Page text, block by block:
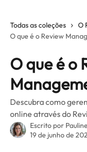
Todas as coleções
O
O que é o Review
O que é o
Descubra como
online através do
Escrito por
19 de junho de